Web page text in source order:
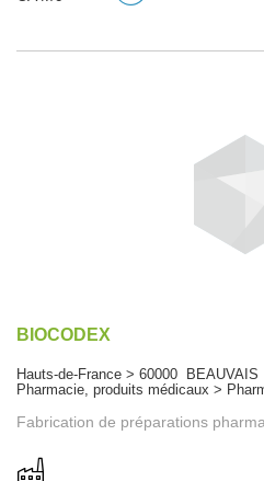
BIOCODEX
Hauts-de-France > 60000 BEAUVAIS
Pharmacie, produits médicaux >
Fabrication de préparations